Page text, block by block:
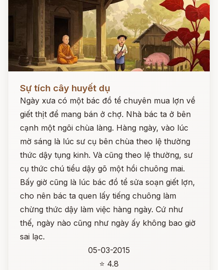
Sự tích cây huyết dụ
Ngày xưa có một bác đồ tể chuyên mua lợn về
giết thịt để mang bán ở chợ. Nhà bác ta ở bên
cạnh một ngôi chùa làng. Hàng ngày, vào lúc
mờ sáng là lúc sư cụ bên chùa theo lệ thường
thức dậy tụng kinh. Và cũng theo lệ thường, sư
cụ thức chú tiểu dậy gõ một hồi chuông mai.
Bấy giờ cũng là lúc bác đồ tể sửa soạn giết lợn,
cho nên bác ta quen lấy tiếng chuông làm
chừng thức dậy làm việc hàng ngày. Cứ như
thế, ngày nào cũng như ngày ấy không bao giờ
sai lạc.
05-03-2015
⭐ 4.8